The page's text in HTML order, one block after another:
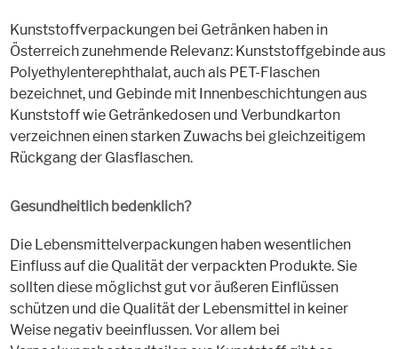
Kunststoffverpackungen bei Getränken haben in
Österreich zunehmende Relevanz: Kunststoffgebinde aus
Polyethylenterephthalat, auch als PET-Flaschen
bezeichnet, und Gebinde mit Innenbeschichtungen aus
Kunststoff wie Getränkedosen und Verbundkarton
verzeichnen einen starken Zuwachs bei gleichzeitigem
Rückgang der Glasflaschen.
Gesundheitlich bedenklich?
Die Lebensmittelverpackungen haben wesentlichen
Einfluss auf die Qualität der verpackten Produkte. Sie
sollten diese möglichst gut vor äußeren Einflüssen
schützen und die Qualität der Lebensmittel in keiner
Weise negativ beeinflussen. Vor allem bei